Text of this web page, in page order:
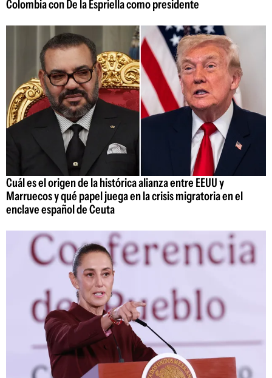
Colombia con De la Espriella como presidente
Cuál es el origen de la histórica alianza entre EEUU y
Marruecos y qué papel juega en la crisis migratoria en el
enclave español de Ceuta